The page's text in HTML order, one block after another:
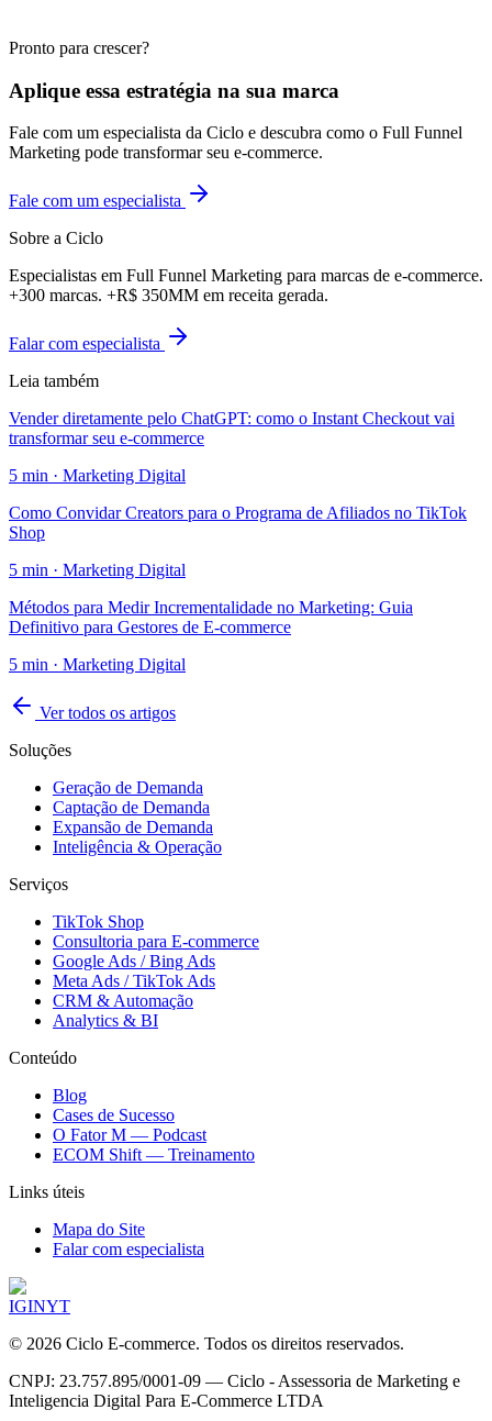
Pronto para crescer?
Aplique essa estratégia na sua marca
Fale com um especialista da Ciclo e descubra como o Full Funnel
Marketing pode transformar seu e-commerce.
Fale com um especialista
Sobre a Ciclo
Especialistas em Full Funnel Marketing para marcas de e-commerce.
+300 marcas. +R$ 350MM em receita gerada.
Falar com especialista
Leia também
Vender diretamente pelo ChatGPT: como o Instant Checkout vai
transformar seu e-commerce
5 min · Marketing Digital
Como Convidar Creators para o Programa de Afiliados no TikTok
Shop
5 min · Marketing Digital
Métodos para Medir Incrementalidade no Marketing: Guia
Definitivo para Gestores de E-commerce
5 min · Marketing Digital
Ver todos os artigos
Soluções
Geração de Demanda
Captação de Demanda
Expansão de Demanda
Inteligência & Operação
Serviços
TikTok Shop
Consultoria para E-commerce
Google Ads / Bing Ads
Meta Ads / TikTok Ads
CRM & Automação
Analytics & BI
Conteúdo
Blog
Cases de Sucesso
O Fator M — Podcast
ECOM Shift — Treinamento
Links úteis
Mapa do Site
Falar com especialista
IGINYT
© 2026 Ciclo E-commerce. Todos os direitos reservados.
CNPJ: 23.757.895/0001-09 — Ciclo - Assessoria de Marketing e
Inteligencia Digital Para E-Commerce LTDA